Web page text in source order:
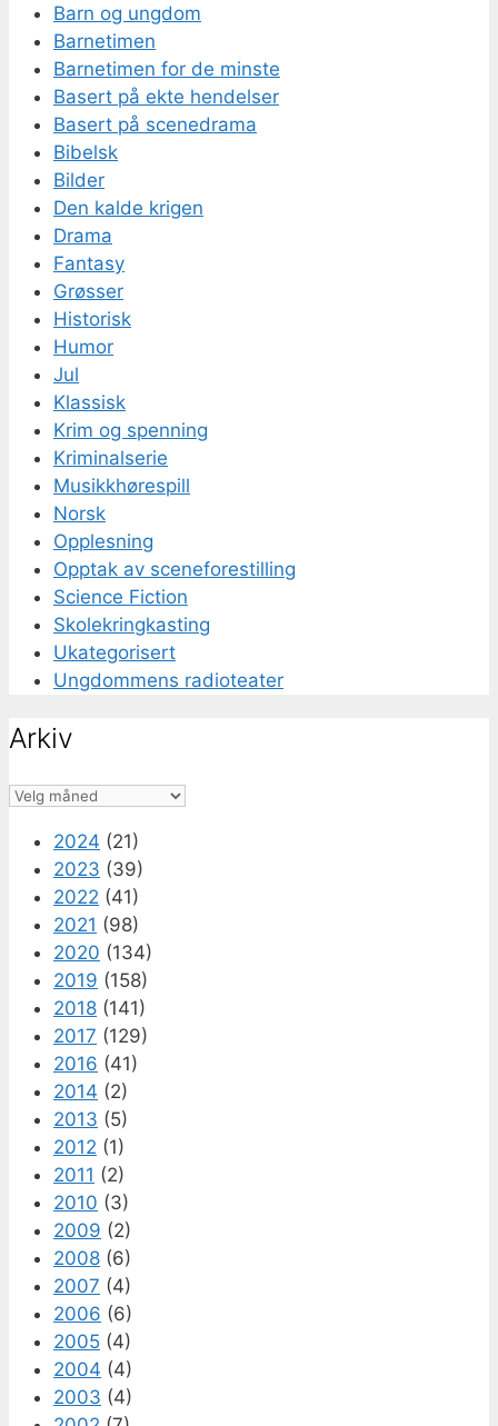
Barn og ungdom
Barnetimen
Barnetimen for de minste
Basert på ekte hendelser
Basert på scenedrama
Bibelsk
Bilder
Den kalde krigen
Drama
Fantasy
Grøsser
Historisk
Humor
Jul
Klassisk
Krim og spenning
Kriminalserie
Musikkhørespill
Norsk
Opplesning
Opptak av sceneforestilling
Science Fiction
Skolekringkasting
Ukategorisert
Ungdommens radioteater
Arkiv
Arkiv
2024 (21)
2023 (39)
2022 (41)
2021 (98)
2020 (134)
2019 (158)
2018 (141)
2017 (129)
2016 (41)
2014 (2)
2013 (5)
2012 (1)
2011 (2)
2010 (3)
2009 (2)
2008 (6)
2007 (4)
2006 (6)
2005 (4)
2004 (4)
2003 (4)